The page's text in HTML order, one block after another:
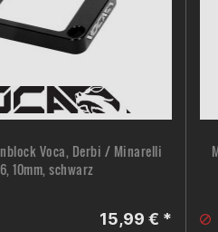
Voca, Derbi / Minarelli
10mm, schwarz
15,99 € *